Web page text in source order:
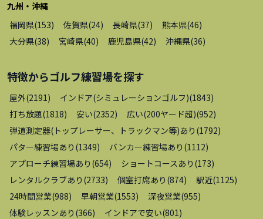
九州・沖縄
福岡県(153) 佐賀県(24) 長崎県(37) 熊本県(46)
大分県(38) 宮崎県(40) 鹿児島県(42) 沖縄県(36)
特徴からゴルフ練習場を探す
屋外(2191 ) インドア(シミュレーションゴルフ)(1843)
打ち放題(1818) 安い(2352) 広い(200ヤード超)(952)
弾道測定器(トップレーサー、トラックマン等)あり (1792)
パター練習場あり (1349) バンカー練習場あり (1112)
アプローチ練習場あり (654) ショートコースあり (173)
レンタルクラブあり (2733) 個室打席あり (874) 駅近(1125)
24時間営業(988) 早朝営業(1553) 深夜営業(955)
体験レッスンあり (366) インドアで安い(801 )